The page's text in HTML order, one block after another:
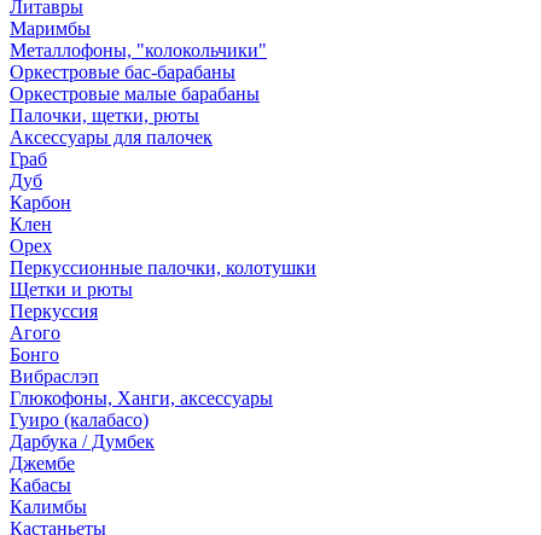
Литавры
Маримбы
Металлофоны, "колокольчики"
Оркестровые бас-барабаны
Оркестровые малые барабаны
Палочки, щетки, рюты
Аксессуары для палочек
Граб
Дуб
Карбон
Клен
Орех
Перкуссионные палочки, колотушки
Щетки и рюты
Перкуссия
Агого
Бонго
Вибраслэп
Глюкофоны, Ханги, аксессуары
Гуиро (калабасо)
Дарбука / Думбек
Джембе
Кабасы
Калимбы
Кастаньеты